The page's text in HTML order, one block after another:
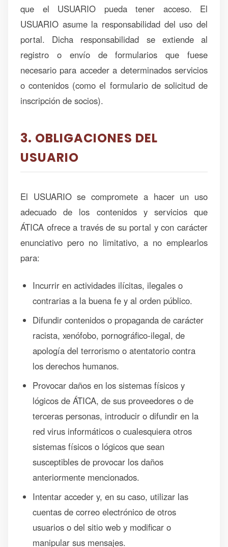
que el USUARIO pueda tener acceso. El
USUARIO asume la responsabilidad del uso del
portal. Dicha responsabilidad se extiende al
registro o envío de formularios que fuese
necesario para acceder a determinados servicios
o contenidos (como el formulario de solicitud de
inscripción de socios).
3. OBLIGACIONES DEL
USUARIO
El USUARIO se compromete a hacer un uso
adecuado de los contenidos y servicios que
ÁTICA ofrece a través de su portal y con carácter
enunciativo pero no limitativo, a no emplearlos
para:
Incurrir en actividades ilícitas, ilegales o
contrarias a la buena fe y al orden público.
Difundir contenidos o propaganda de carácter
racista, xenófobo, pornográfico-ilegal, de
apología del terrorismo o atentatorio contra
los derechos humanos.
Provocar daños en los sistemas físicos y
lógicos de ÁTICA, de sus proveedores o de
terceras personas, introducir o difundir en la
red virus informáticos o cualesquiera otros
sistemas físicos o lógicos que sean
susceptibles de provocar los daños
anteriormente mencionados.
Intentar acceder y, en su caso, utilizar las
cuentas de correo electrónico de otros
usuarios o del sitio web y modificar o
manipular sus mensajes.